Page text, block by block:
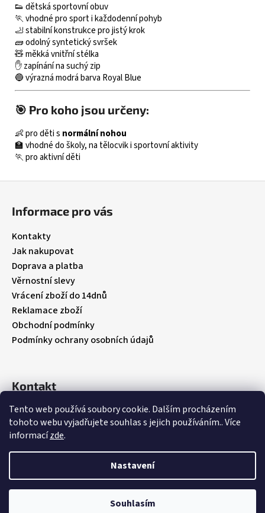
Tento web používá soubory cookie. Dalším procházením
tohoto webu vyjadřujete souhlas s jejich používáním.. Více
informacízde.
Nastavení
Souhlasím
👟 dětská sportovní obuv
🏃 vhodné pro sport i každodenní pohyb
🦶 stabilní konstrukce pro jistý krok
🧱 odolný syntetický svršek
🧸 měkká vnitřní stélka
✋ zapínání na suchý zip
🔵 výrazná modrá barva Royal Blue
🎯 Pro koho jsou určeny:
👶 pro děti s normální nohou
🏫 vhodné do školy, na tělocvik i sportovní aktivity
🏃 pro aktivní děti
Informace pro vás
Kontakty
Jak nakupovat
Doprava a platba
Věrnostní slevy
Vrácení zboží do 14dnů
Reklamace zboží
Obchodní podmínky
Podmínky ochrany osobních údajů
Kontakt
info@ babybebare.cz
Facebook
babybebare
Vytvořil Shoptet
BabyBeBare. Všechna práva vyhrazena.